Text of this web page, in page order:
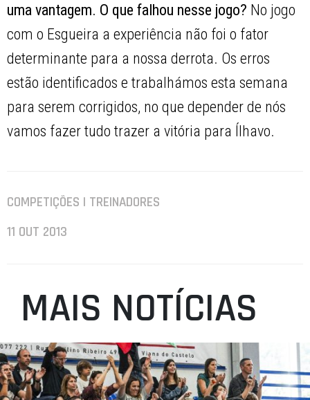
uma vantagem. O que falhou nesse jogo? No jogo
com o Esgueira a experiência não foi o fator
determinante para a nossa derrota. Os erros
estão identificados e trabalhámos esta semana
para serem corrigidos, no que depender de nós
vamos fazer tudo trazer a vitória para Ílhavo.
COMPETIÇÕES | TREINADORES
11 OUT 2013
MAIS NOTÍCIAS